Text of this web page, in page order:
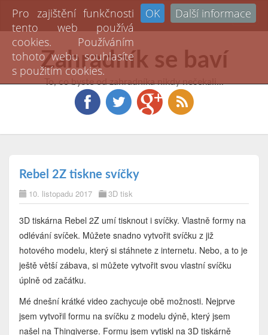
Zahradník se baví
To, co byste od zahradníka nikdy nečekali...
Rebel 2Z tiskne svíčky
10. listopadu 2017 3D tisk
3D tiskárna Rebel 2Z umí tisknout i svíčky. Vlastně formy na
odlévání svíček. Můžete snadno vytvořit svíčku z již
hotového modelu, který si stáhnete z internetu. Nebo, a to je
ještě větší zábava, si můžete vytvořit svou vlastní svíčku
úplně od začátku.
Mé dnešní krátké video zachycuje obě možnosti. Nejprve
jsem vytvořil formu na svíčku z modelu dýně, který jsem
našel na Thingiverse. Formu jsem vytiskl na 3D tiskárně
Pro zajištění funkčnosti
tento web používá
cookies. Používáním
tohoto webu souhlasíte
s použitím cookies.
OK Další informace